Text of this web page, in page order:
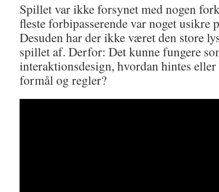
Spillet var ikke forsynet med nogen
fleste forbipasserende var noget usikre
Desuden har der ikke været den store
spillet af. Derfor: Det kunne fungere
interaktionsdesign, hvordan hintes
formål og regler?